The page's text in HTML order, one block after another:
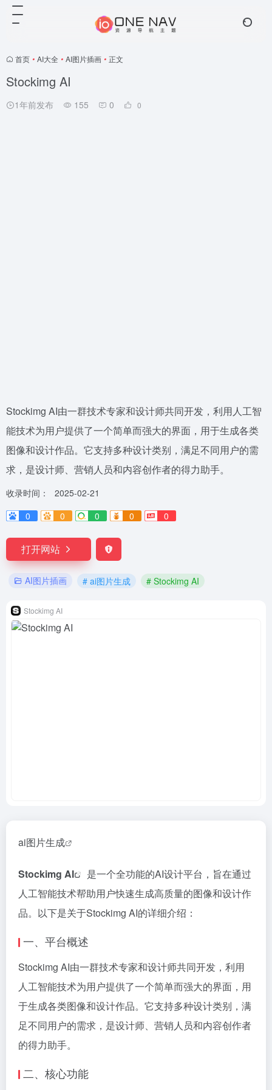
首页 • AI大全 • AI图片插画 • 正文
Stockimg AI
1年前发布 155 0 0
Stockimg AI由一群技术专家和设计师共同开发，利用人工智
能技术为用户提供了一个简单而强大的界面，用于生成各类
图像和设计作品。它支持多种设计类别，满足不同用户的需
求，是设计师、营销人员和内容创作者的得力助手。
收录时间：
2025-02-21
0
0 0 0 0
打开网站
AI图片插画 # ai图片生成 # Stockimg AI
Stockimg AI
ai图片生成
Stockimg AI
是一个全功能的AI设计平台，旨在通过
人工智能技术帮助用户快速生成高质量的图像和设计作
品。以下是关于Stockimg AI的详细介绍：
一、平台概述
Stockimg AI由一群技术专家和设计师共同开发，利用
人工智能技术为用户提供了一个简单而强大的界面，用
于生成各类图像和设计作品。它支持多种设计类别，满
足不同用户的需求，是设计师、营销人员和内容创作者
的得力助手。
二、核心功能